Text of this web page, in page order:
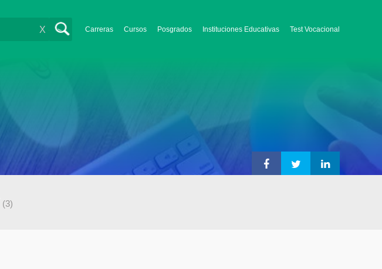
Carreras Cursos Posgrados Instituciones Educativas Test Vocacional
X
(3)